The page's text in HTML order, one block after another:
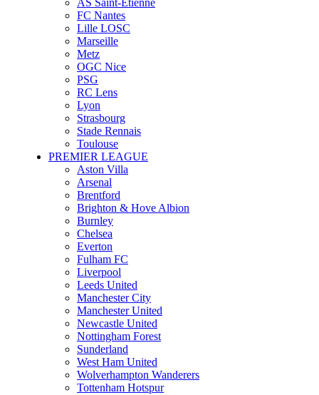
AS Saint-Étienne
FC Nantes
Lille LOSC
Marseille
Metz
OGC Nice
PSG
RC Lens
Lyon
Strasbourg
Stade Rennais
Toulouse
PREMIER LEAGUE
Aston Villa
Arsenal
Brentford
Brighton & Hove Albion
Burnley
Chelsea
Everton
Fulham FC
Liverpool
Leeds United
Manchester City
Manchester United
Newcastle United
Nottingham Forest
Sunderland
West Ham United
Wolverhampton Wanderers
Tottenham Hotspur